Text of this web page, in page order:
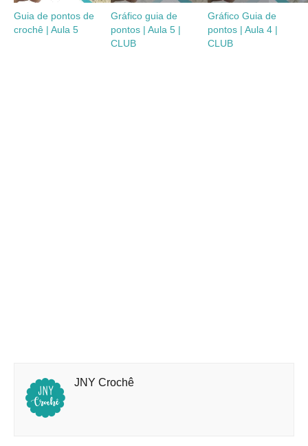
Guia de pontos de
crochê | Aula 5
Gráfico guia de
pontos | Aula 5 |
CLUB
Gráfico Guia de
pontos | Aula 4 |
CLUB
JNY Crochê